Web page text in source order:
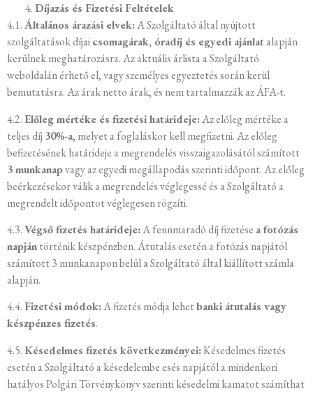
Díjazás és Fizetési Feltételek
4.1.Általános árazási elvek:A Szolgáltató által nyújtott
szolgáltatások díjaicsomagárak, óradíj és egyedi ajánlatalapján
kerülnek meghatározásra. Az aktuális árlista a Szolgáltató
weboldalán érhető el, vagy személyes egyeztetés során kerül
bemutatásra. Az árak netto árak, és nem tartalmazzák az ÁFA-t.
4.2. Előleg mértéke és fizetési határideje:Az előleg mértéke a
teljes díj 30%-a, melyet a foglaláskor kell megfizetni. Az előleg
befizetésének határideje a megrendelés visszaigazolásától számított
3 munkanapvagy az egyedi megállapodás szerinti időpont. Az előleg
beérkezésekor válik a megrendelés véglegessé és a Szolgáltató a
megrendelt időpontot véglegesen rögzíti.
4.3.Végső fizetés határideje:A fennmaradó díj fizetése a fotózás
napjántörténik készpénzben. Átutalás esetén a fotózás napjától
számított 3 munkanapon belül a Szolgáltató által kiállított számla
alapján.
4.4.Fizetési módok:A fizetés módja lehetbanki átutalás vagy
készpénzes fizetés.
4.5.Késedelmes fizetés következményei:Késedelmes fizetés
esetén a Szolgáltató a késedelembe esés napjától a mindenkori
hatályos Polgári Törvénykönyv szerinti késedelmi kamatot számíthat